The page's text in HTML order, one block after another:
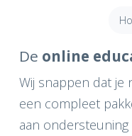
De online
Wij snappen dat je
een compleet
aan